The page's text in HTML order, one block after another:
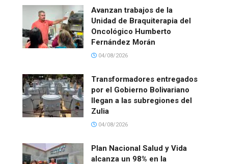
Avanzan trabajos de la
Unidad de Braquiterapia del
Oncológico Humberto
Fernández Morán
04/08/2026
Transformadores entregados
por el Gobierno Bolivariano
llegan a las subregiones del
Zulia
04/08/2026
Plan Nacional Salud y Vida
alcanza un 98% en la